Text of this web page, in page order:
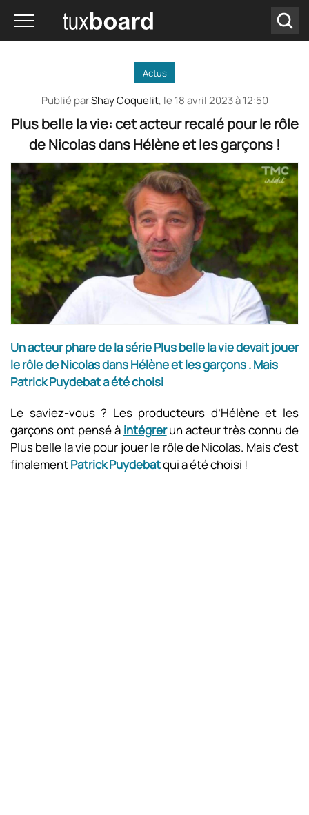
Actus
Publié parShay Coquelit, le 18 avril 2023 à 12:50
Plus belle la vie: cet acteur recalé pour le rôle
de Nicolas dans Hélène et les garçons !
Un acteur phare de la série Plus belle la vie devait jouer
le rôle de Nicolas dans Hélène et les garçons . Mais
Patrick Puydebat a été choisi
Le saviez-vous ? Les producteurs d’Hélène et les
garçons ont pensé à intégrerun acteur très connu de
Plus belle la vie pour jouer le rôle de Nicolas. Mais c’est
finalementPatrick Puydebatqui a été choisi !